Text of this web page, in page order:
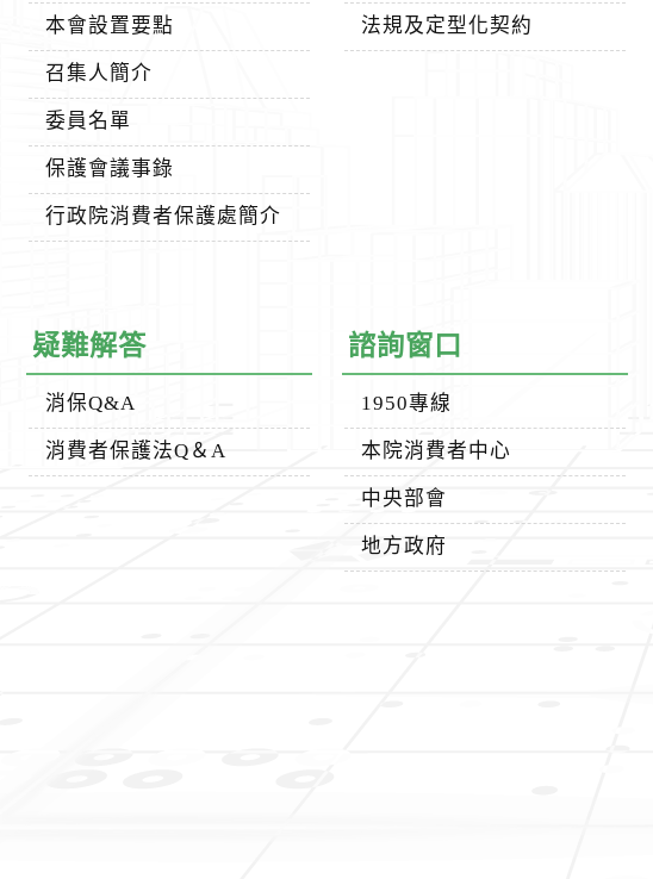
本會設置要點
召集人簡介
委員名單
保護會議事錄
行政院消費者保護處簡介
法規及定型化契約
疑難解答
消保Q&A
消費者保護法Q＆A
諮詢窗口
1950專線
本院消費者中心
中央部會
地方政府